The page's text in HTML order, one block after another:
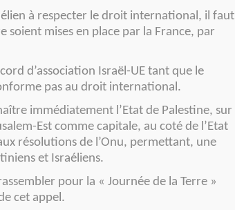
à respecter le droit international, il faut
soient mises en place par la France, par
d’association Israël-UE tant que le
pas au droit international.
immédiatement l’Etat de Palestine, sur
Est comme capitale, au coté de l’Etat
résolutions de l’Onu, permettant, une
et Israéliens.
pour la « Journée de la Terre »
cet appel.